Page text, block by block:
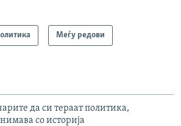
Меѓу редови
да си тераат политика,
со историја